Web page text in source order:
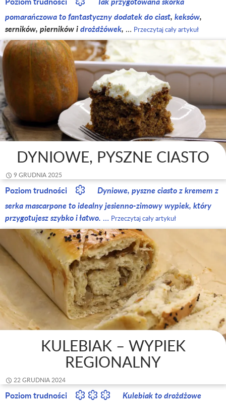
pomarańczowa to fantastyczny dodatek dociast, keksów,
serników, pierników idrożdżówek, … Przeczytaj cały artykuł
DYNIOWE, PYSZNE CIASTO
9 GRUDNIA 2025
Poziom trudności
Dyniowe, pyszne ciasto z kremem z
serka mascarpone to idealny jesienno-zimowy wypiek, który
przygotujesz szybko i łatwo. … Przeczytaj cały artykuł
KULEBIAK – WYPIEK
REGIONALNY
22 GRUDNIA 2024
Poziom trudności
Kulebiak to drożdżowe